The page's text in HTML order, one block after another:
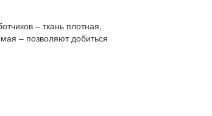
– ткань плотная,
– позволяют добиться